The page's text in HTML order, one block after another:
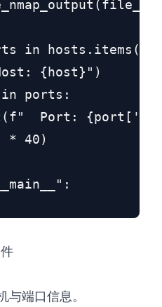
in hosts.items():
{host}")
ports:
Port:
* 40)
与端口信息。